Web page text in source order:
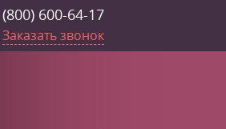
600-64-17
Заказать звонок